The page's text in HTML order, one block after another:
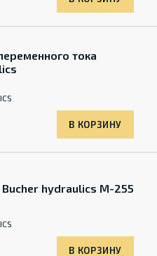
тока
В КОРЗИНУ
Bucher hydraulics M-255
В КОРЗИНУ